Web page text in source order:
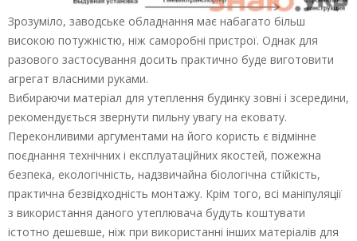
Зрозуміло, заводське обладнання має набагато більш
високою потужністю, ніж саморобні пристрої. Однак для
разового застосування досить практично буде виготовити
агрегат власними руками.
Вибираючи матеріал для утеплення будинку зовні і зсередини,
рекомендується звернути пильну увагу на ековату.
Переконливими аргументами на його користь є відмінне
поєднання технічних і експлуатаційних якостей, пожежна
безпека, екологічність, надзвичайна біологічна стійкість,
практична безвідходність монтажу. Крім того, всі маніпуляції
з використання даного утеплювача будуть коштувати
істотно дешевше, ніж при використанні інших матеріалів для